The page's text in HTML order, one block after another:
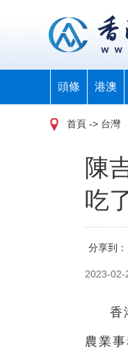
頭條 港澳
首頁 -> 台灣
陳
吃
分享到：
2023-02-
香
農業